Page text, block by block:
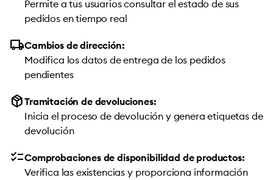
Permite a tus usuarios consultar el estado de sus
pedidos en tiempo real
local_shippingCambios de dirección:
Modifica los datos de entrega de los pedidos
pendientes
package_2Tramitación de devoluciones:
Inicia el proceso de devolución y genera etiquetas de
devolución
checklistComprobaciones de disponibilidad de productos:
Verifica las existencias y proporciona información